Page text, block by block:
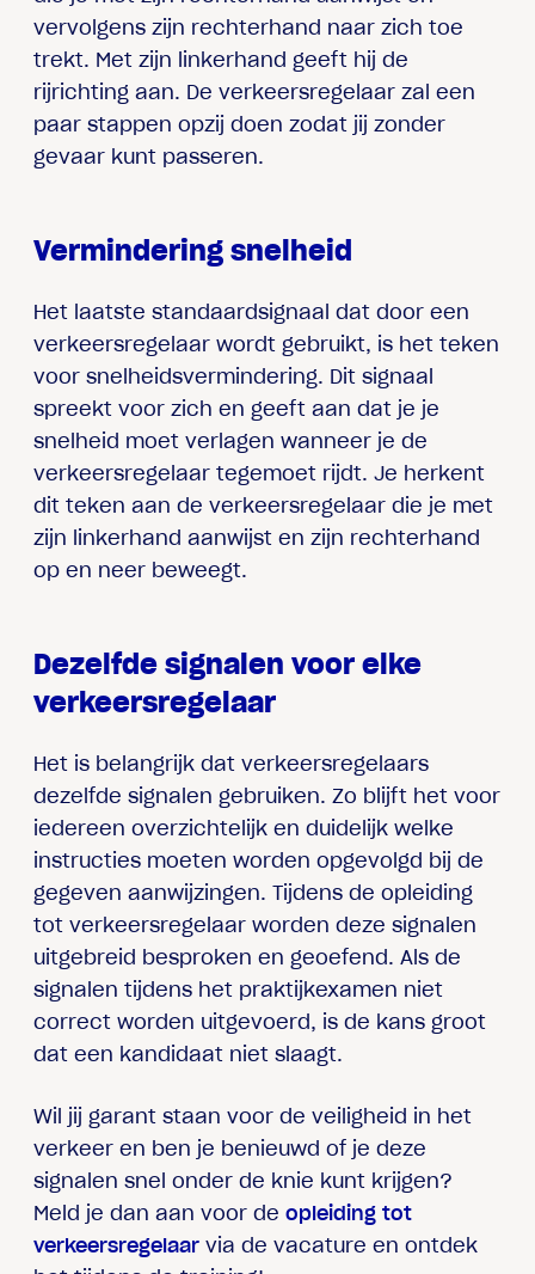
vervolgens zijn rechterhand naar zich toe
trekt. Met zijn linkerhand geeft hij de
rijrichting aan. De verkeersregelaar zal een
paar stappen opzij doen zodat jij zonder
gevaar kunt passeren.
Vermindering snelheid
Het laatste standaardsignaal dat door een
verkeersregelaar wordt gebruikt, is het teken
voor snelheidsvermindering. Dit signaal
spreekt voor zich en geeft aan dat je je
snelheid moet verlagen wanneer je de
verkeersregelaar tegemoet rijdt. Je herkent
dit teken aan de verkeersregelaar die je met
zijn linkerhand aanwijst en zijn rechterhand
op en neer beweegt.
Dezelfde signalen voor elke
verkeersregelaar
Het is belangrijk dat verkeersregelaars
dezelfde signalen gebruiken. Zo blijft het voor
iedereen overzichtelijk en duidelijk welke
instructies moeten worden opgevolgd bij de
gegeven aanwijzingen. Tijdens de opleiding
tot verkeersregelaar worden deze signalen
uitgebreid besproken en geoefend. Als de
signalen tijdens het praktijkexamen niet
correct worden uitgevoerd, is de kans groot
dat een kandidaat niet slaagt.
Wil jij garant staan voor de veiligheid in het
verkeer en ben je benieuwd of je deze
signalen snel onder de knie kunt krijgen?
Meld je dan aan voor deopleiding tot
verkeersregelaar via de vacature en ontdek